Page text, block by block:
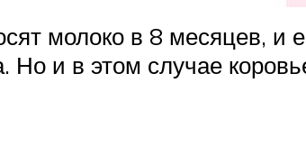
молоко в 8 месяцев, и
Но и в этом случае